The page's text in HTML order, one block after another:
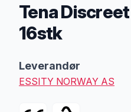
Tena
16stk
Leverandør
ESSITY NORWAY AS